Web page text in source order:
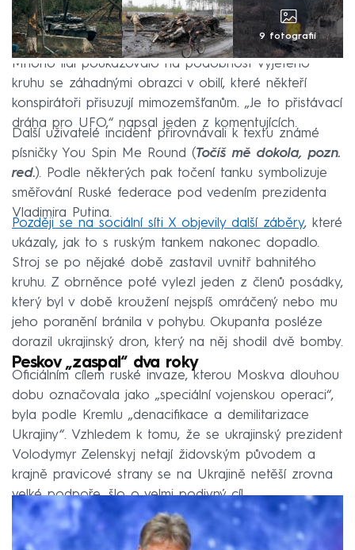
9 fotografií
Mnoho lidí poukazovalo na podobnost vyjetého
kruhu se záhadnými obrazci v obilí, které někteří
konspirátoři přisuzují mimozemšťanům. „Je to přistávací
dráha pro UFO,“ napsal jeden z komentujících.
Další uživatelé incident přirovnávali k textu známé
písničky You Spin Me Round (Točíš mě dokola, pozn.
red.). Podle některých pak točení tanku symbolizuje
směřování Ruské federace pod vedením prezidenta
Vladimira Putina.
Později se na sociální síti X objevily další záběry, které
ukázaly, jak to s ruským tankem nakonec dopadlo.
Stroj se po nějaké době zastavil uvnitř bahnitého
kruhu. Z obrněnce poté vylezl jeden z členů posádky,
který byl v době kroužení nejspíš omráčený nebo mu
jeho poranění bránila v pohybu. Okupanta posléze
dorazil ukrajinský dron, který na něj shodil dvě bomby.
Peskov „zaspal“ dva roky
Oficiálním cílem ruské invaze, kterou Moskva dlouhou
dobu označovala jako „speciální vojenskou operaci“,
byla podle Kremlu „denacifikace a demilitarizace
Ukrajiny“. Vzhledem k tomu, že se ukrajinský prezident
Volodymyr Zelenskyj netají židovským původem a
krajně pravicové strany se na Ukrajině netěší zrovna
velké podpoře, šlo o velmi podivný cíl.